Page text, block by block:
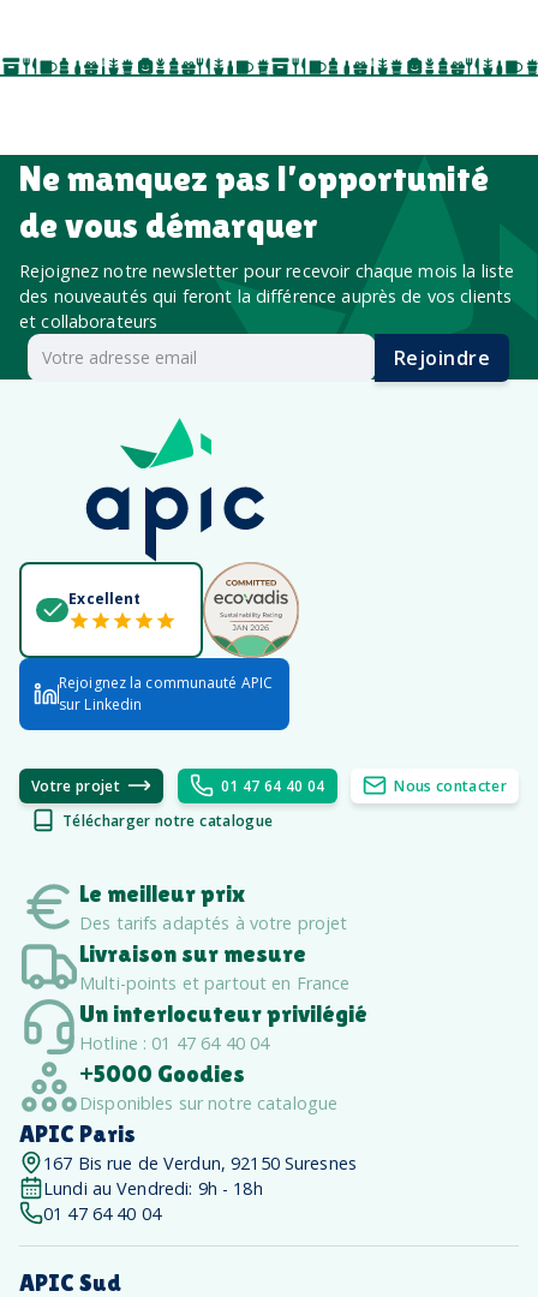
salon professionnel
Ne manquez pas l’opportunité
de vous démarquer
Rejoignez notre newsletter pour recevoir chaque mois la liste
des nouveautés qui feront la différence auprès de vos clients
et collaborateurs
Rejoindre
Excellent
Rejoignez la communauté APIC
sur Linkedin
Votre projet 01 47 64 40 04
Nous contacter
Télécharger notre catalogue
Le meilleur prix
Des tarifs adaptés à votre projet
Livraison sur mesure
Multi-points et partout en France
Un interlocuteur privilégié
Hotline : 01 47 64 40 04
+5000 Goodies
Disponibles sur notre catalogue
APIC Paris
167 Bis rue de Verdun, 92150 Suresnes
Lundi au Vendredi: 9h - 18h
01 47 64 40 04
APIC Sud